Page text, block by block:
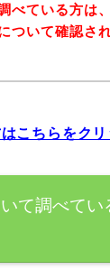
べている方は
ついて確認さ
こちらをクリ
て調べてい